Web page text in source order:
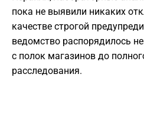
пока не выявили никаких
качестве строгой
ведомство распорядилось
с полок магазинов до
расследования.